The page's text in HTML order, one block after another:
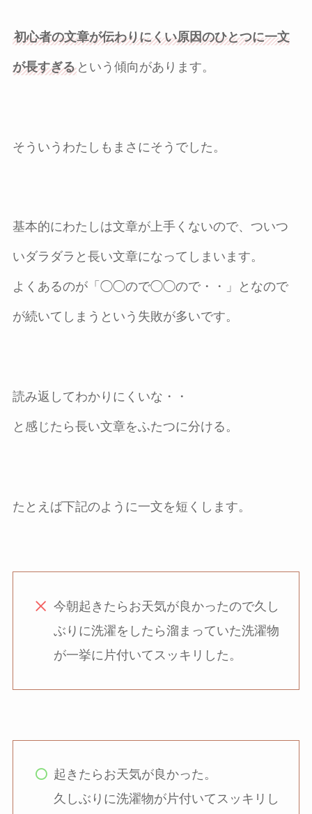
初心者の文章が伝わりにくい原因のひとつに一文
が長すぎるという傾向があります。
そういうわたしもまさにそうでした。
基本的にわたしは文章が上手くないので、ついつ
いダラダラと長い文章になってしまいます。
よくあるのが「◯◯ので◯◯ので・・」となので
が続いてしまうという失敗が多いです。
読み返してわかりにくいな・・
と感じたら長い文章をふたつに分ける。
たとえば下記のように一文を短くします。
今朝起きたらお天気が良かったので久し
ぶりに洗濯をしたら溜まっていた洗濯物
が一挙に片付いてスッキリした。
起きたらお天気が良かった。
久しぶりに洗濯物が片付いてスッキリし